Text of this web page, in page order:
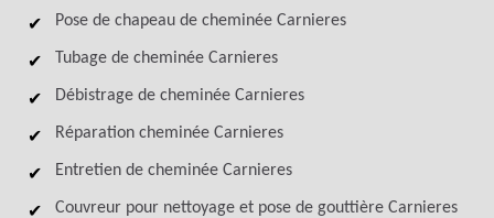
Pose de chapeau de cheminée Carnieres
Tubage de cheminée Carnieres
Débistrage de cheminée Carnieres
Réparation cheminée Carnieres
Entretien de cheminée Carnieres
Couvreur pour nettoyage et pose de gouttière Carnieres